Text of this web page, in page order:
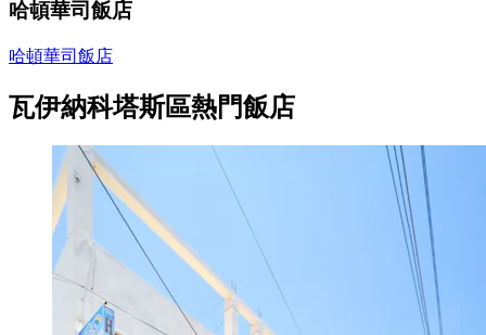
哈頓華司飯店
哈頓華司飯店
瓦伊納科塔斯區熱門飯店